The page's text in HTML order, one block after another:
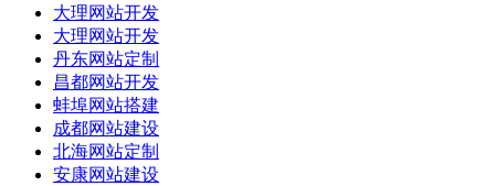
大理网站开发
大理网站开发
丹东网站定制
昌都网站开发
蚌埠网站搭建
成都网站建设
北海网站定制
安康网站建设